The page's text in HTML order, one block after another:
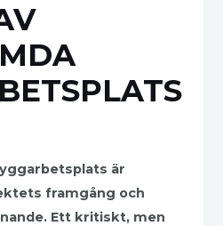
är
framgång och
Ett kritiskt, men